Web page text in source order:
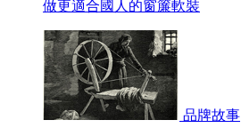
做更適合國人的窗簾軟裝
品牌故事